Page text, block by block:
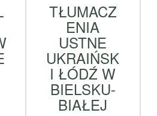
TŁUMACZ
ENIA
USTNE
UKRAIŃSK
I ŁÓDŹ W
BIELSKU-
BIAŁEJ